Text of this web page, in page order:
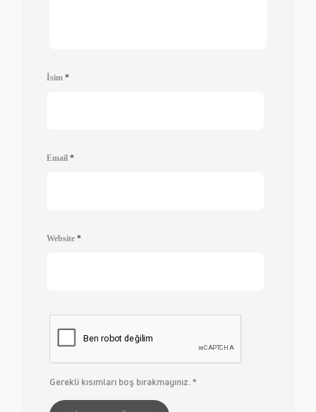
İsim *
Email *
Website *
Gerekli kısımları boş bırakmayınız.*